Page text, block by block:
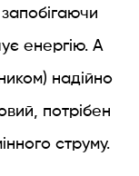
енергію. А
надійно
потрібен
струму.